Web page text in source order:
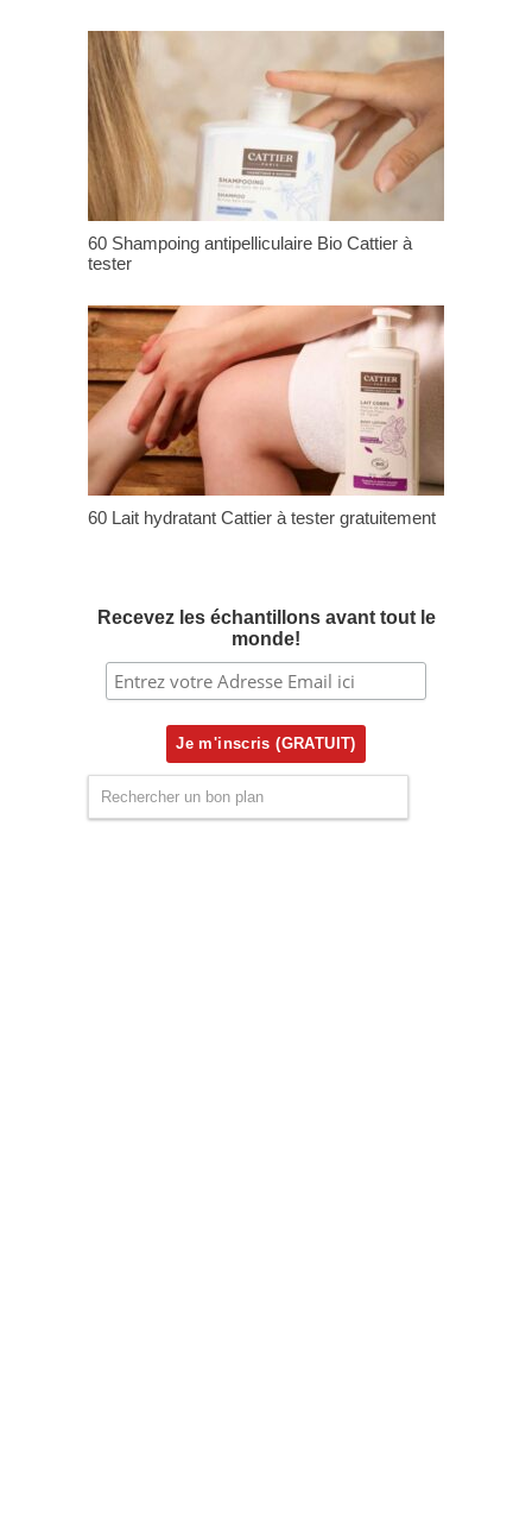
60 Shampoing antipelliculaire Bio Cattier à
tester
60 Lait hydratant Cattier à tester gratuitement
Recevez les échantillons avant tout le
monde!